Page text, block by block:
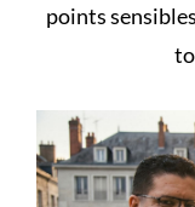
points